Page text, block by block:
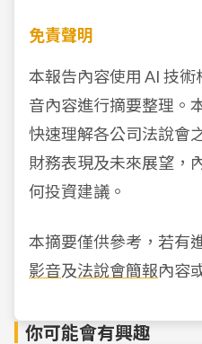
免責聲明
本報告內容使用 AI 技
音內容進行摘要整理。
快速理解各公司法說會
財務表現及未來展望，
何投資建議。
本摘要僅供參考，若有
影音及法說會簡報內容
你可能會有興趣